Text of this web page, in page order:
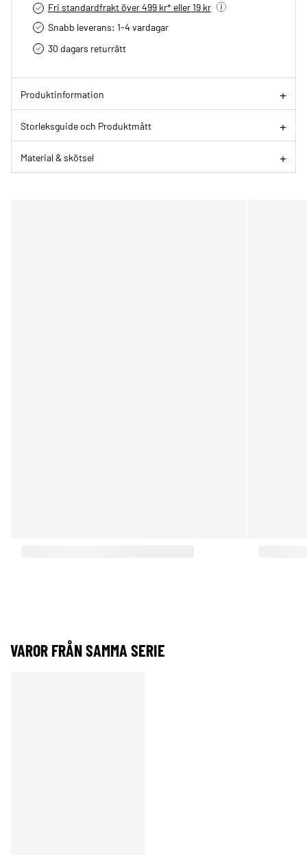
Fri standardfrakt över 499 kr* eller 19 kr
Snabb leverans: 1-4 vardagar
30 dagars returrätt­
Produktinformation
Storleksguide och Produktmått
Material & skötsel
VAROR FRÅN SAMMA SERIE